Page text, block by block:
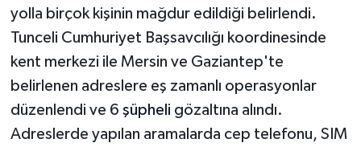
yolla birçok kişinin mağdur edildiği belirlendi.
Tunceli Cumhuriyet Başsavcılığı koordinesinde
kent merkezi ile Mersin ve Gaziantep'te
belirlenen adreslere eş zamanlı operasyonlar
düzenlendi ve 6 şüpheli gözaltına alındı.
Adreslerde yapılan aramalarda cep telefonu, SIM
Vasıta